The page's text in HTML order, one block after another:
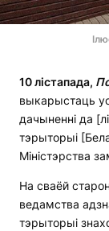
10 лістапада,
выкарыстаць
дачыненні да
тэрыторыі
Міністэрства
На сваёй
ведамства
тэрыторыі